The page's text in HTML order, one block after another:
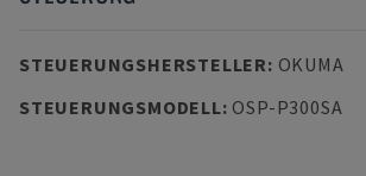
STEUERUNGSHERSTELLER: OKUMA
STEUERUNGSMODELL: OSP-P300SA